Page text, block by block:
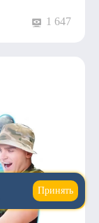
1 647
↑
Принять